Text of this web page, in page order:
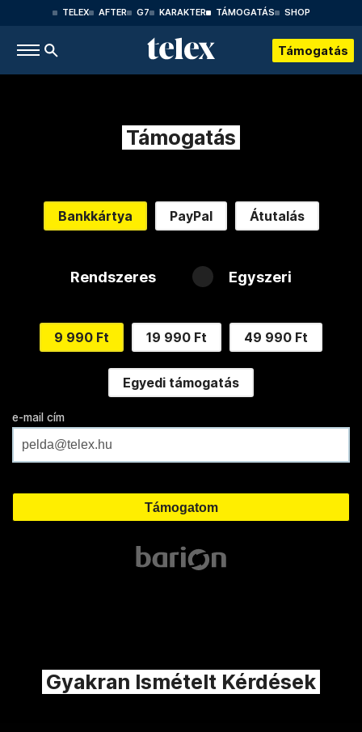
TELEX AFTER G7 KARAKTER TÁMOGATÁS SHOP
Támogatás
Támogatás
Bankkártya PayPal Átutalás
Rendszeres Egyszeri
9 990 Ft 19 990 Ft 49 990 Ft
Egyedi támogatás
e-mail cím
Gyakran Ismételt Kérdések